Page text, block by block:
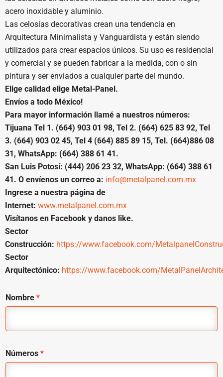
acero inoxidable y aluminio.
Las celosías decorativas crean una tendencia en
Arquitectura Minimalista y Vanguardista y están siendo
utilizados para crear espacios únicos. Su uso es residencial
y comercial y se pueden fabricar a la medida, con o sin
pintura y ser enviados a cualquier parte del mundo.
Elige calidad elige Metal-Panel.
Envíos a todo México!
Para mayor información llamé a nuestros números:
Tijuana Tel 1. (664) 903 01 98, Tel 2. (664) 625 83 92, Tel
3. (664) 903 02 45, Tel 4 (664) 885 89 15, Tel. (664)886 08
31, WhatsApp: (664) 388 61 41.
San Luis Potosí: (444) 206 23 32, WhatsApp: (664) 388 61
41. O envíenos un correo a: info@metalpanel.com.mx
Ingrese a nuestra página de
Internet: www.metalpanel.com.mx
Visítanos en Facebook y danos like.
Sector
Construcción: https://www.facebook.com/
Sector
Arquitectónico: https://www.facebook.com/
Nombre *
Números *